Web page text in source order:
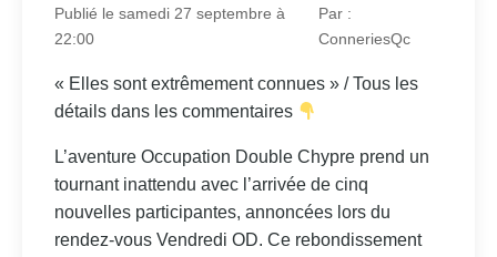
Publié le samedi 27 septembre à
22:00
Par :
ConneriesQc
« Elles sont extrêmement connues » / Tous les
détails dans les commentaires
L’aventure Occupation Double Chypre prend un
tournant inattendu avec l’arrivée de cinq
nouvelles participantes, annoncées lors du
rendez-vous Vendredi OD. Ce rebondissement